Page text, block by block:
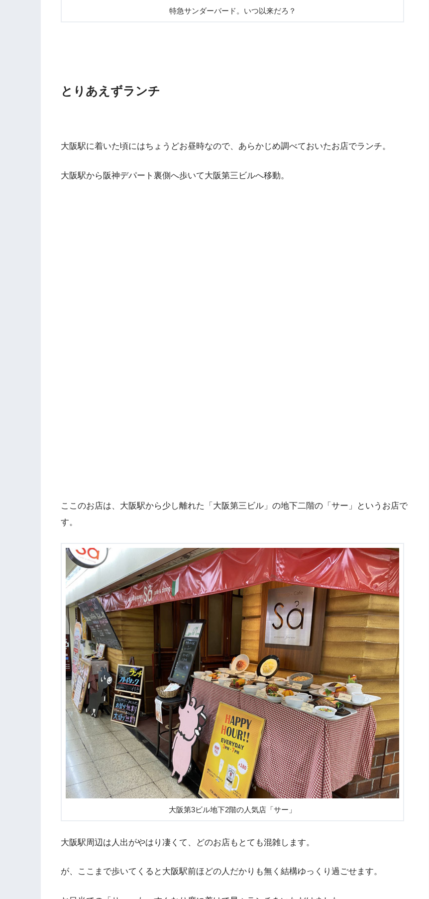
特急サンダーバード。いつ以来だろ？
とりあえずランチ
大阪駅に着いた頃にはちょうどお昼時なので、あらかじめ調べておいたお店でランチ。
大阪駅から阪神デパート裏側へ歩いて大阪第三ビルへ移動。
ここのお店は、大阪駅から少し離れた「大阪第三ビル」の地下二階の「サー」というお店で
す。
大阪第3ビル地下2階の人気店「サー」
大阪駅周辺は人出がやはり凄くて、どのお店もとても混雑します。
が、ここまで歩いてくると大阪駅前ほどの人だかりも無く結構ゆっくり過ごせます。